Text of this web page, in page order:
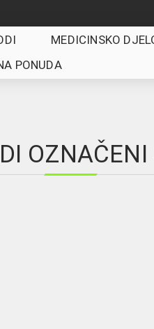
MEDICINSKO
PONUDA
OZNAČENI